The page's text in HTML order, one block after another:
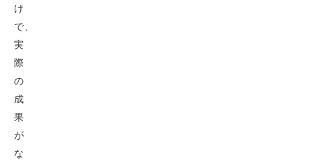
け
で、
実
際
の
成
果
が
な